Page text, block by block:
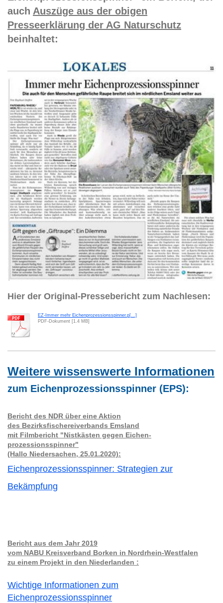
auch Auszüge aus der obigen
Presseerklärung der AG Naturschutz
beinhaltet:
Hier der Original-Pressebericht zum Nachlesen:
EZ-Immer mehr Eichenprozessionsspinner.p[...]
PDF-Dokument [1.4 MB]
Weitere wissenswerte Informationen
zum Eichenprozessionsspinner (EPS):
Bericht des NDR über eine Aktion
des Bezirksfischereiverbands Emsland
mit Filmbericht "Nistkästen gegen Eichen-
prozessionsspinner"
(Hallo Niedersachen, 25.01.2020):
Eichenprozessionsspinner: Strategien zur
Bekämpfung
Bericht aus dem Jahr 2019
vom NABU Kreisverband Borken in Nordrhein-Westfalen
zu einem Projekt in den Niederlanden :
Wichtige Informationen zum
Eichenprozessionsspinner